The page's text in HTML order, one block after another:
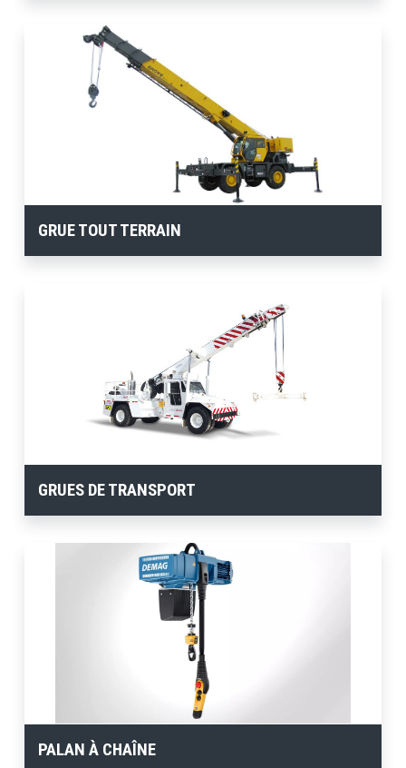
GRUE TOUT TERRAIN
GRUES DE TRANSPORT
PALAN À CHAÎNE